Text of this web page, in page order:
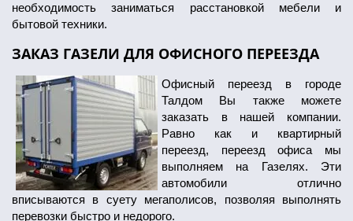
необходимость заниматься расстановкой мебели и
бытовой техники.
ЗАКАЗ ГАЗЕЛИ ДЛЯ ОФИСНОГО ПЕРЕЕЗДА
Офисный переезд в городе
Талдом Вы также можете
заказать в нашей компании.
Равно как и квартирный
переезд, переезд офиса мы
выполняем на Газелях. Эти
автомобили отлично
вписываются в суету мегаполисов, позволяя выполнять
перевозки быстро и недорого.